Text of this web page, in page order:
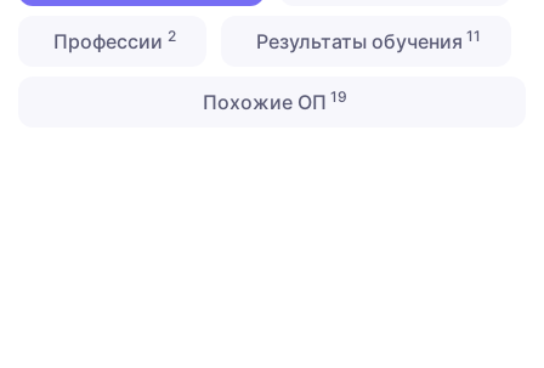
Профессии 2 Результаты обучения 11
Похожие ОП 19